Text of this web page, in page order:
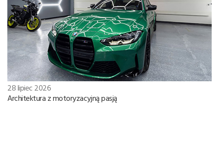
28 lipiec 2026
Architektura z motoryzacyjną pasją